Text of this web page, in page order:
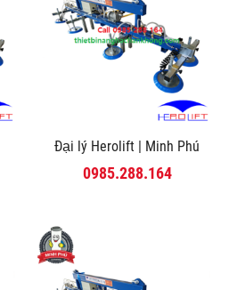
Đại lý Herolift | Minh Phú
0985.288.164